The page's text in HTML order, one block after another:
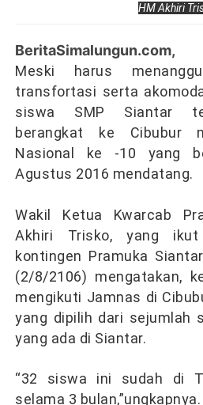
HM Akhiri
BeritaSimalungun.com,
Meski harus
transfortasi serta
siswa SMP Siantar
berangkat ke Cibubur
Nasional ke -10 yang
Agustus 2016 mendatang.
Wakil Ketua Kwarcab
Akhiri Trisko, yang ikut
kontingen Pramuka
(2/8/2106) mengatakan,
mengikuti Jamnas di
yang dipilih dari sejumlah
yang ada di Siantar.
“32 siswa ini sudah di
selama 3 bulan,”ungkapnya.